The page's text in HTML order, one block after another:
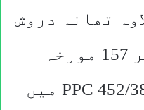
تھانہ دروش
میں مقدمہ علت نمبر 157 مورخہ
11/08/2025 جرم 452/380/34 PPC میں